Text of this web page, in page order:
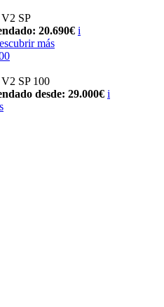
SP
20.690€ i
más
SP 100
desde: 29.000€ i